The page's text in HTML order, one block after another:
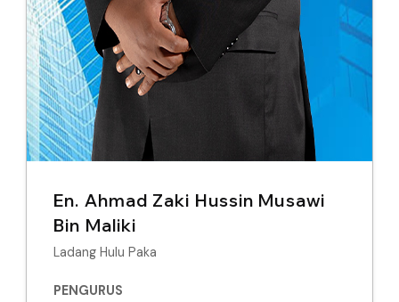
En. Ahmad Zaki Hussin Musawi
Bin Maliki
Ladang Hulu Paka
PENGURUS